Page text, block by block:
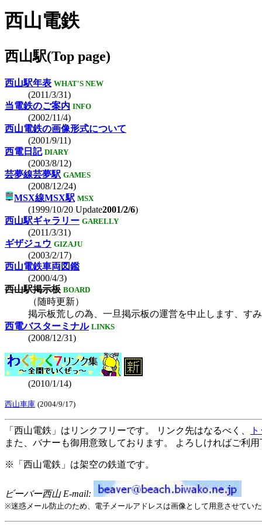
西山電鉄
西山駅(Top page)
西山駅年表 WHAT'S NEW
(2011/3/31)
当電鉄のご案内 INFO
(2002/11/4)
西山電鉄の画像形式について
(2001/9/11)
西電日記 DIARY
(2003/8/12)
芸夢線芸夢駅 GAMES
(2008/12/24)
MSX線MSX駅 MSX
(1999/10/20 Update2001/2/6)
西山駅ギャラリー GARELLY
(2011/3/31)
ギザジュウ GIZAJU
(2003/2/17)
西山電鉄車両図鑑
(2000/4/3)
西山駅掲示板 BOARD
（随時更新）
掲示板荒しの為、一旦掲示板の運営を中止します、す
西電バスターミナル LINKS
(2008/12/31)
(2010/1/14)
西山車庫 (2004/9/17)
「西山電鉄」はリンクフリーです。 リンク先はなるべく、
また、バナーも御用意致しております。 よろしければご利
※「西山電鉄」は架空の鉄道です。
ビーバー西山 E-mail:
※迷惑メール防止のため、電子メールアドレスは画像として用意させてい